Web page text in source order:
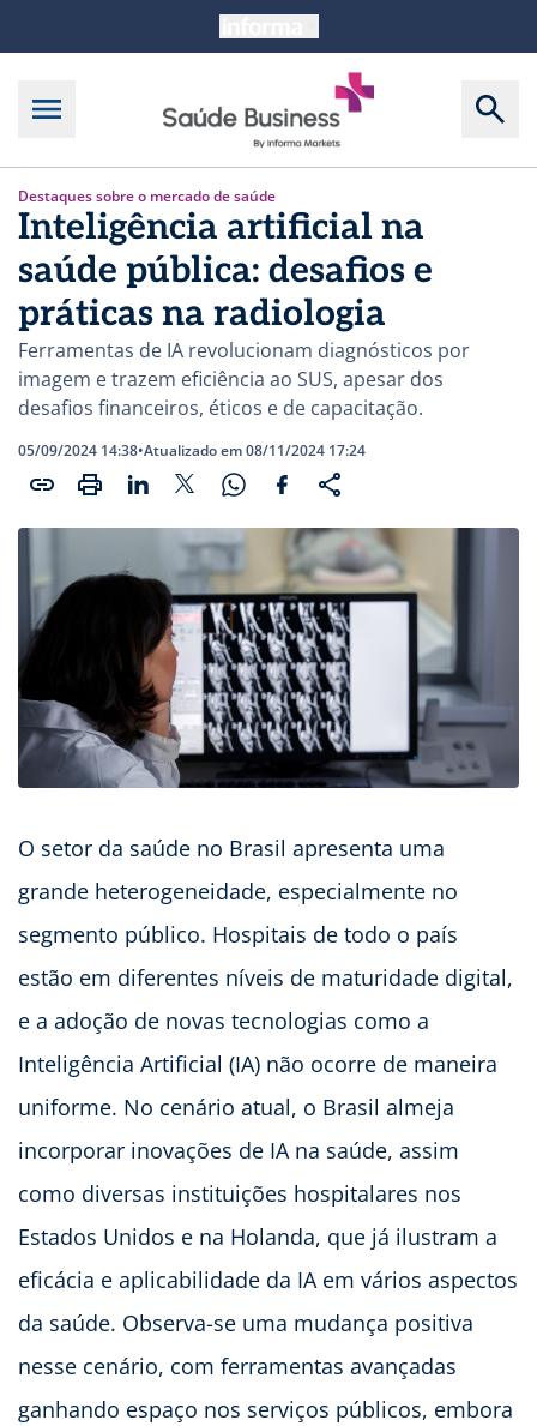
Destaques sobre o mercado de saúde
Inteligência artificial na
saúde pública: desafios e
práticas na radiologia
Ferramentas de IA revolucionam diagnósticos por
imagem e trazem eficiência ao SUS, apesar dos
desafios financeiros, éticos e de capacitação.
05/09/2024 14:38•Atualizado em 08/11/2024 17:24
O setor da saúde no Brasil apresenta uma
grande heterogeneidade, especialmente no
segmento público. Hospitais de todo o país
estão em diferentes níveis de maturidade digital,
e a adoção de novas tecnologias como a
Inteligência Artificial (IA) não ocorre de maneira
uniforme. No cenário atual, o Brasil almeja
incorporar inovações de IA na saúde, assim
como diversas instituições hospitalares nos
Estados Unidos e na Holanda, que já ilustram a
eficácia e aplicabilidade da IA em vários aspectos
da saúde. Observa-se uma mudança positiva
nesse cenário, com ferramentas avançadas
ganhando espaço nos serviços públicos, embora